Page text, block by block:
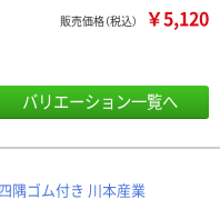
販売価格（税込） ￥5,120
バリエーション一覧へ
隅ゴム付き 川本産業